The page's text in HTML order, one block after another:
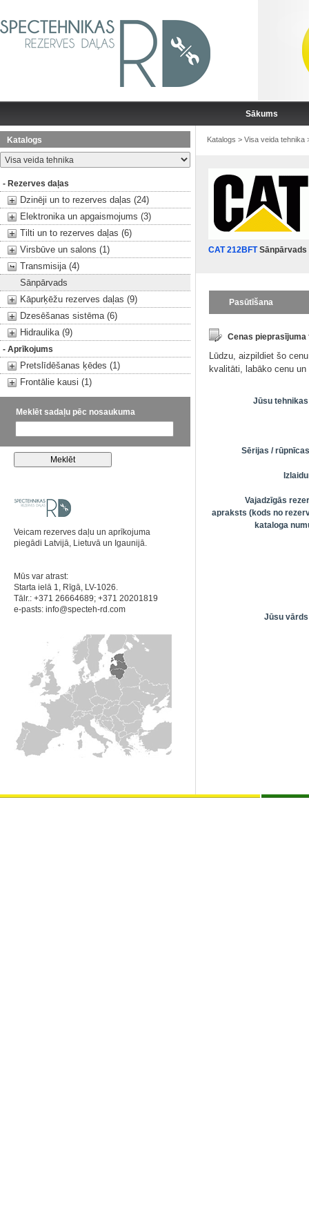
Sākums
Katalogs
- Rezerves daļas
Dzinēji un to rezerves daļas (24)
Elektronika un apgaismojums (3)
Tilti un to rezerves daļas (6)
Virsbūve un salons (1)
Transmisija (4)
Sānpārvads
Kāpurķēžu rezerves daļas (9)
Dzesēšanas sistēma (6)
Hidraulika (9)
- Aprīkojums
Pretslīdēšanas ķēdes (1)
Frontālie kausi (1)
Meklēt sadaļu pēc nosaukuma
Veicam rezerves daļu un aprīkojuma
piegādi Latvijā, Lietuvā un Igaunijā.
Mūs var atrast:
Starta ielā 1, Rīgā, LV-1026.
Tālr.: +371 26664689; +371 20201819
e-pasts: info@specteh-rd.com
Katalogs > Visa veida tehnika
CAT 212BFTSānpārvads
Pasūtīšana
Cenas pieprasījuma
Lūdzu, aizpildiet šo
kvalitāti, labāko cenu
Jūsu
Sērijas /
Vajadzīgās
apraksts (kods no
kataloga
Jūsu